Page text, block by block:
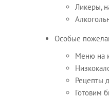
Ликеры,
Особые
Меню на
Рецепты
Готовим